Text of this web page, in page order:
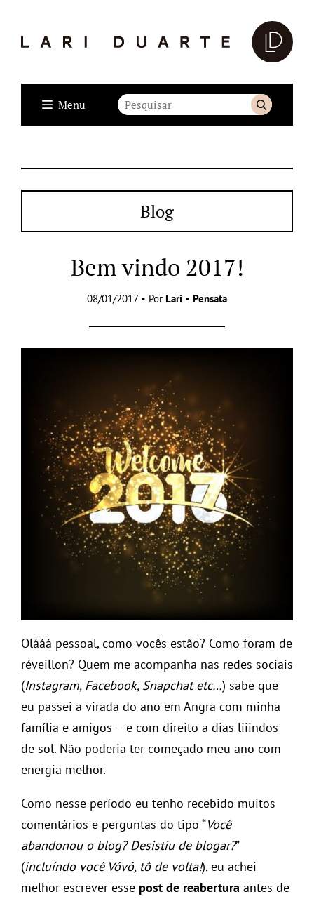
Menu
Blog
Bem vindo 2017!
08/01/2017 • Por Lari • Pensata
Olááá pessoal, como vocês estão? Como foram de
réveillon? Quem me acompanha nas redes sociais
(Instagram, Facebook, Snapchat etc…) sabe que
eu passei a virada do ano em Angra com minha
família e amigos – e com direito a dias liiindos
de sol. Não poderia ter começado meu ano com
energia melhor.
Como nesse período eu tenho recebido muitos
comentários e perguntas do tipo “Você
abandonou o blog? Desistiu de blogar?”
(incluíndo você Vóvó, tô de volta!), eu achei
melhor escrever esse post de reabertura antes de